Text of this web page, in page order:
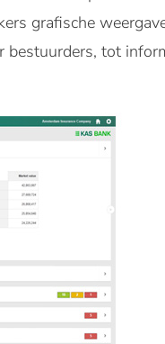
grafische
bestuurders, tot